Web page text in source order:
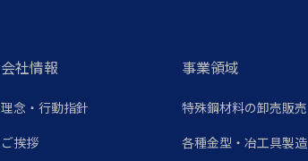
会社情報
理念・行動指針
ご挨拶
事業領域
特殊鋼材料の卸売販売
各種金型・冶工具製造